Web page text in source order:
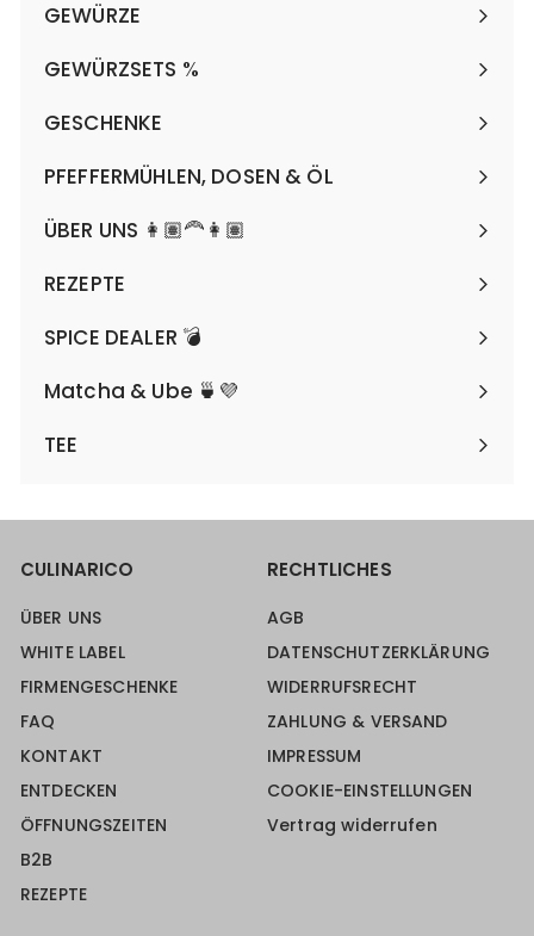
€
GEWÜRZE
Menü
maximieren
GEWÜRZSETS %
Menü
maximieren
GESCHENKE
Menü
maximieren
PFEFFERMÜHLEN, DOSEN & ÖL
Menü
maximieren
ÜBER UNS 👩🏽‍🦰👩🏽
REZEPTE
SPICE DEALER 💣
Matcha & Ube 🍵💜
TEE
CULINARICO
ÜBER UNS
WHITE LABEL
FIRMENGESCHENKE
FAQ
KONTAKT
ENTDECKEN
ÖFFNUNGSZEITEN
B2B
REZEPTE
RECHTLICHES
AGB
DATENSCHUTZERKLÄRUNG
WIDERRUFSRECHT
ZAHLUNG & VERSAND
IMPRESSUM
COOKIE-EINSTELLUNGEN
Vertrag widerrufen